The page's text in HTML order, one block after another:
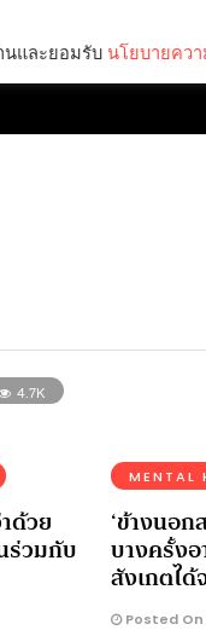
4.7K
ด้วย
ร่วมกับ
MENTAL
‘ข้างนอก
บางครั้งอ
สังเกตไ
Posted On
นและยอมรับ นโยบายคว